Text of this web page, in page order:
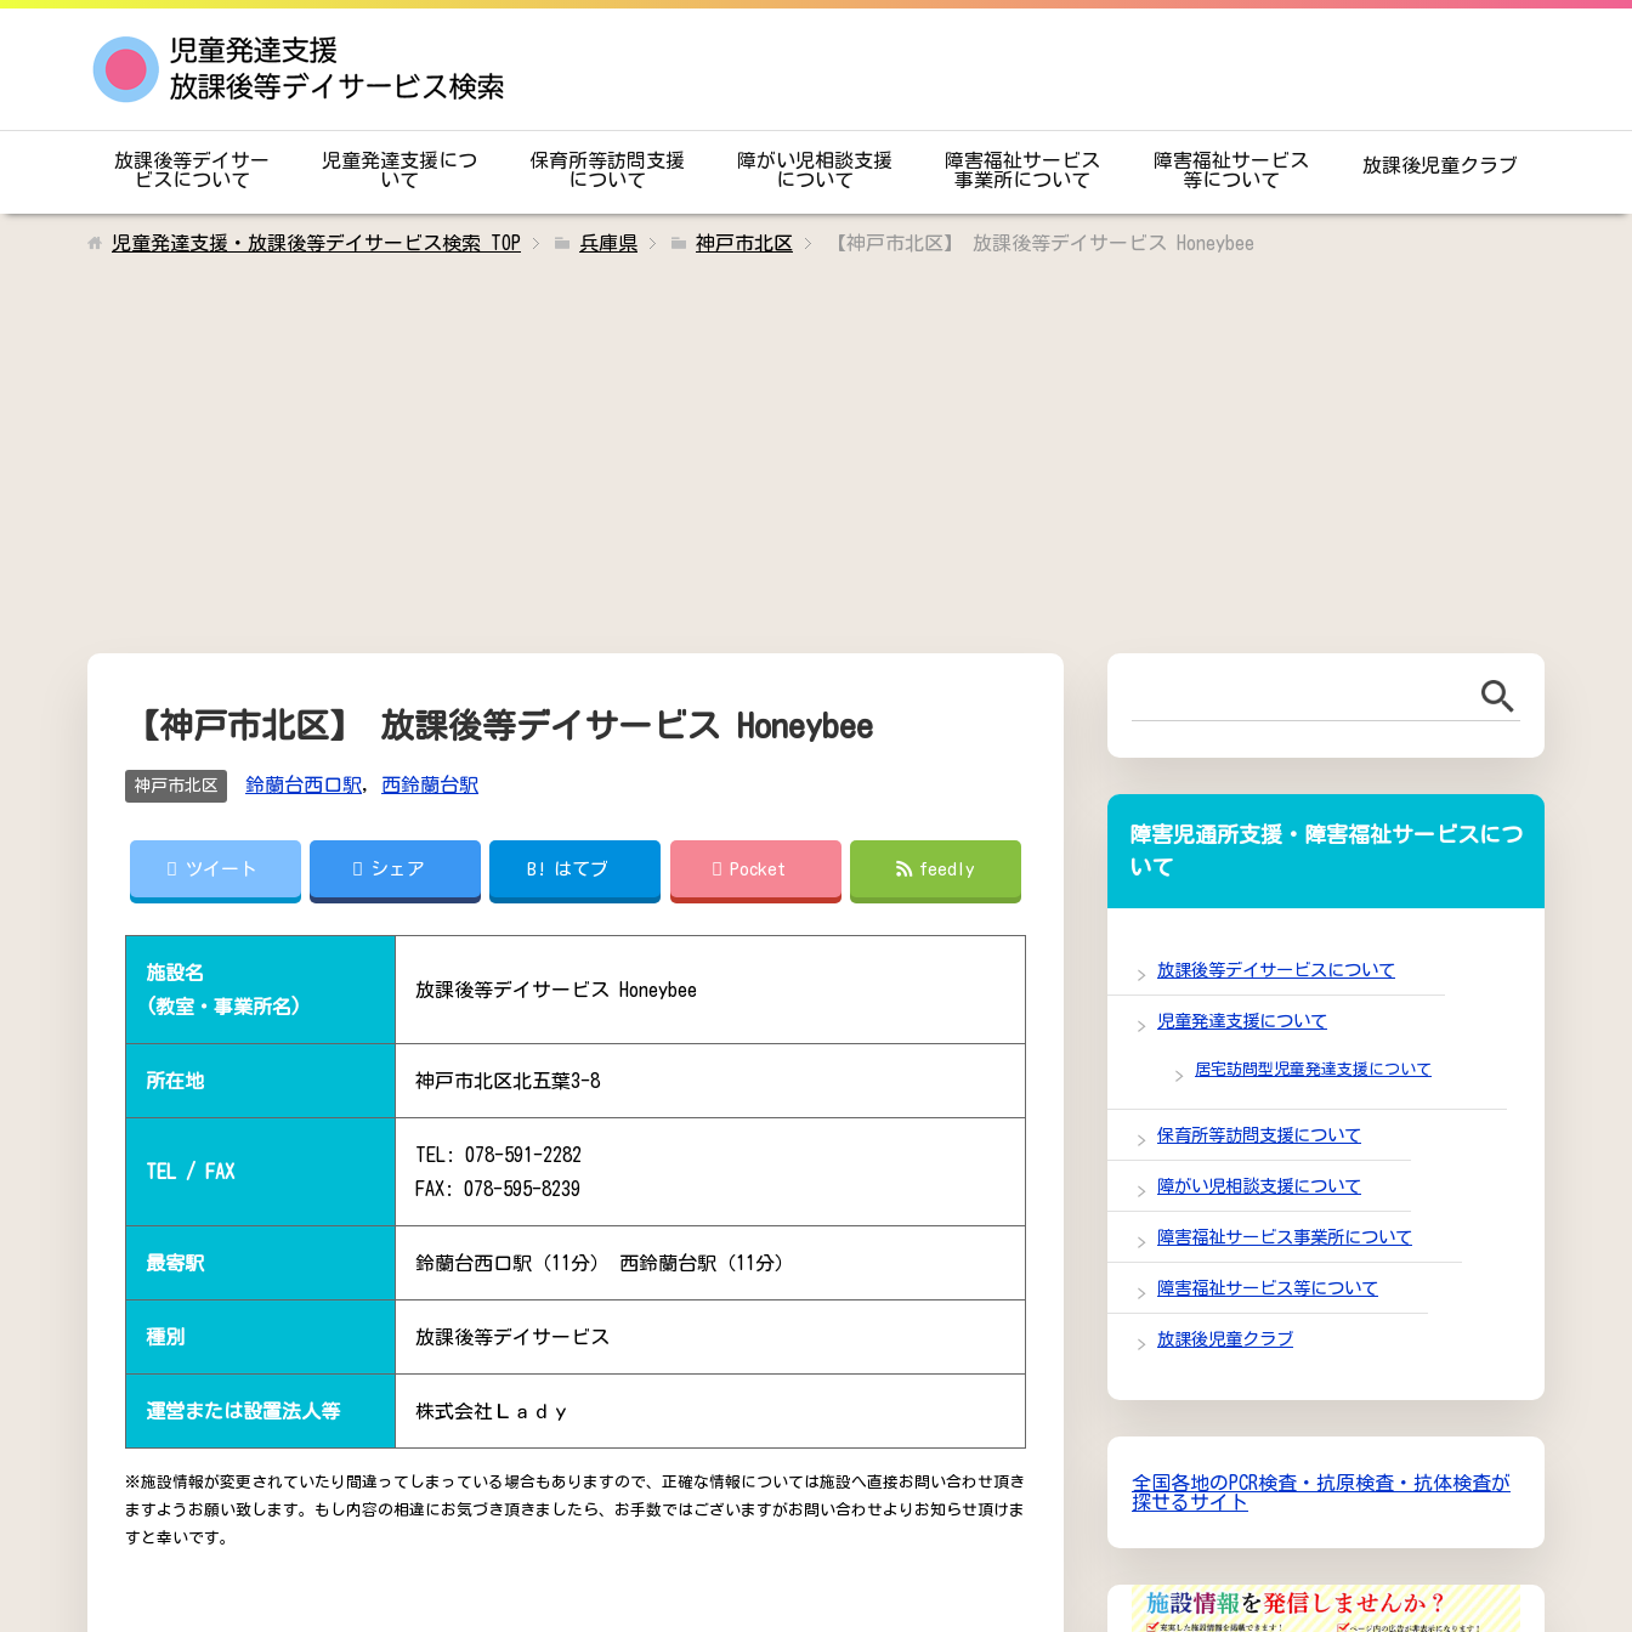
放課後等デイサー
ビスについて
児童発達支援につ
いて
保育所等訪問支援
について
障がい児相談支援
について
障害福祉サービス
事業所について
障害福祉サービス
等について
放課後児童クラブ
児童発達支援・放課後等デイサービス検索 TOP 兵庫県 神戸市北区 【神戸市北区】 放課後等デイサービス Honeybee
【神戸市北区】 放課後等デイサービス Honeybee
神戸市北区 鈴蘭台西口駅, 西鈴蘭台駅
ツイート シェア B! はてブ Pocket feedly
施設名
(教室・事業所名)
放課後等デイサービス Honeybee
所在地 神戸市北区北五葉3-8
TEL / FAX
TEL: 078-591-2282
FAX: 078-595-8239
最寄駅 鈴蘭台西口駅（11分） 西鈴蘭台駅（11分）
種別 放課後等デイサービス
運営または設置法人等 株式会社Ｌａｄｙ
※施設情報が変更されていたり間違ってしまっている場合もありますので、正確な情報については施設へ直接お問い合わせ頂き
ますようお願い致します。もし内容の相違にお気づき頂きましたら、お手数ではございますがお問い合わせよりお知らせ頂けま
すと幸いです。
障害児通所支援・障害福祉サービスにつ
いて
放課後等デイサービスについて
児童発達支援について
居宅訪問型児童発達支援について
保育所等訪問支援について
障がい児相談支援について
障害福祉サービス事業所について
障害福祉サービス等について
放課後児童クラブ
全国各地のPCR検査・抗原検査・抗体検査が
探せるサイト